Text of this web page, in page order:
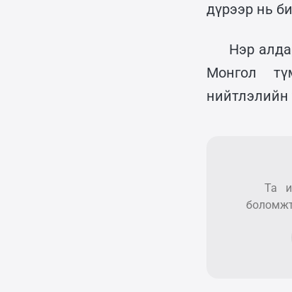
дүрээр нь
Нэр
Монгол
нийтлэлийн
Та